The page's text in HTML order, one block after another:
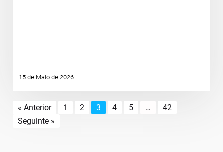
15 de Maio de 2026
« Anterior 1 2 3 4 5 …
42
Seguinte »